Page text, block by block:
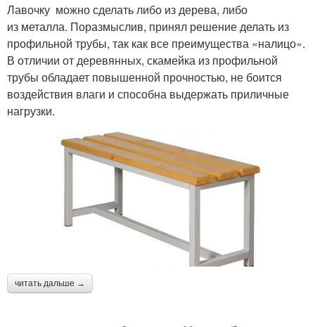
Лавочку можно сделать либо из дерева, либо
из металла. Поразмыслив, принял решение делать из
профильной трубы, так как все преимущества «налицо».
В отличии от деревянных, скамейка из профильной
трубы обладает повышенной прочностью, не боится
воздействия влаги и способна выдержать приличные
нагрузки.
читать дальше →